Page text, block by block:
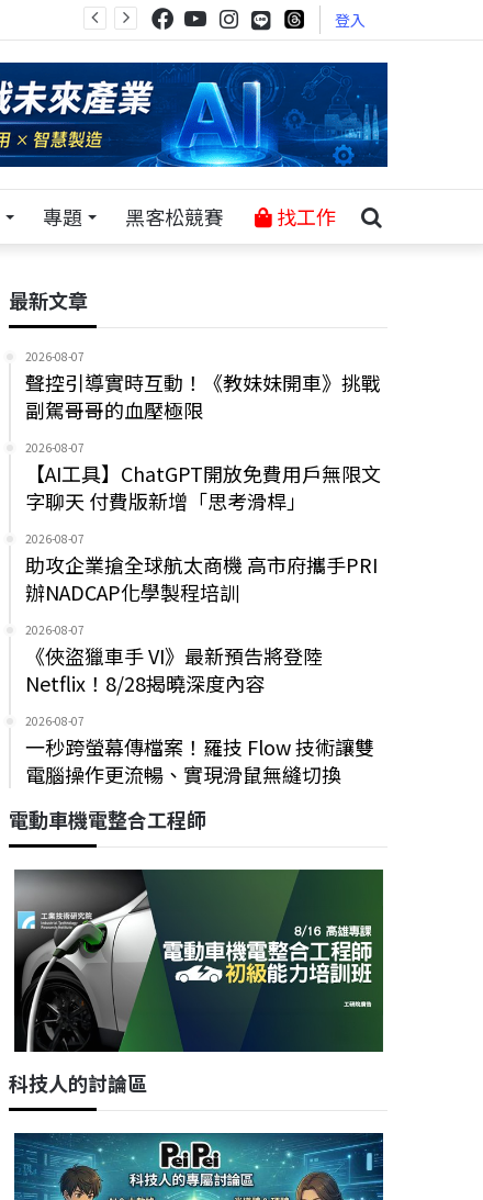
登入
專題 黑客松競賽 找工作
最新文章
2026-08-07
聲控引導實時互動！《教妹妹開車》挑戰
副駕哥哥的血壓極限
2026-08-07
【AI工具】ChatGPT開放免費用戶無限文
字聊天 付費版新增「思考滑桿」
2026-08-07
助攻企業搶全球航太商機 高市府攜手PRI
辦NADCAP化學製程培訓
2026-08-07
《俠盜獵車手 VI》最新預告將登陸
Netflix！8/28揭曉深度內容
2026-08-07
一秒跨螢幕傳檔案！羅技 Flow 技術讓雙
電腦操作更流暢、實現滑鼠無縫切換
電動車機電整合工程師
科技人的討論區